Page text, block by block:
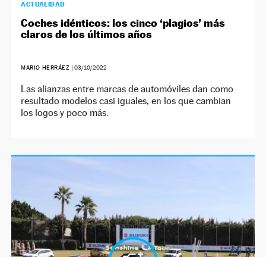
ACTUALIDAD
Coches idénticos: los cinco ‘plagios’ más
claros de los últimos años
MARIO HERRÁEZ | 03/10/2022
Las alianzas entre marcas de automóviles dan como
resultado modelos casi iguales, en los que cambian
los logos y poco más.